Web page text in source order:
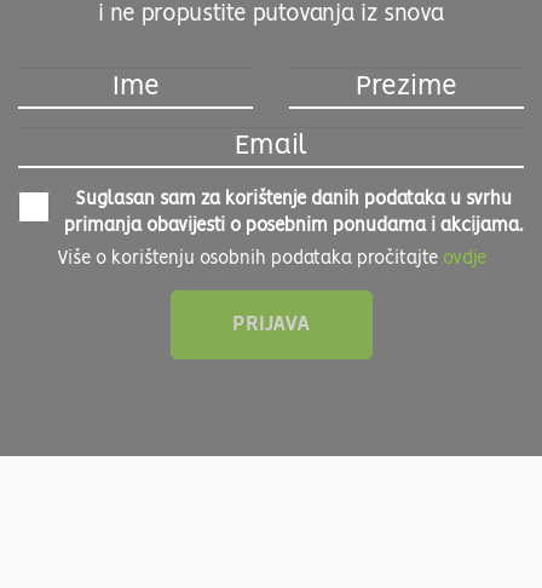
i ne propustite putovanja iz snova
Suglasan sam za korištenje danih podataka u svrhu
primanja obavijesti o posebnim ponudama i akcijama.
Više o korištenju osobnih podataka pročitajte ovdje